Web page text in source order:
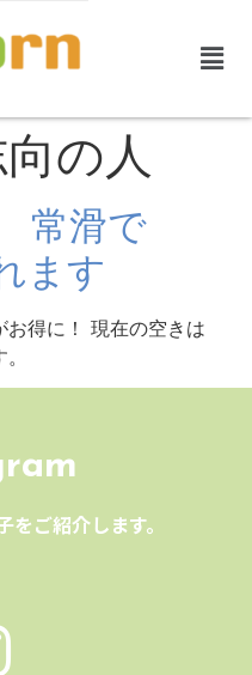
の人
滑で
ます
得に！ 現在の空きは
。
ご紹介します。